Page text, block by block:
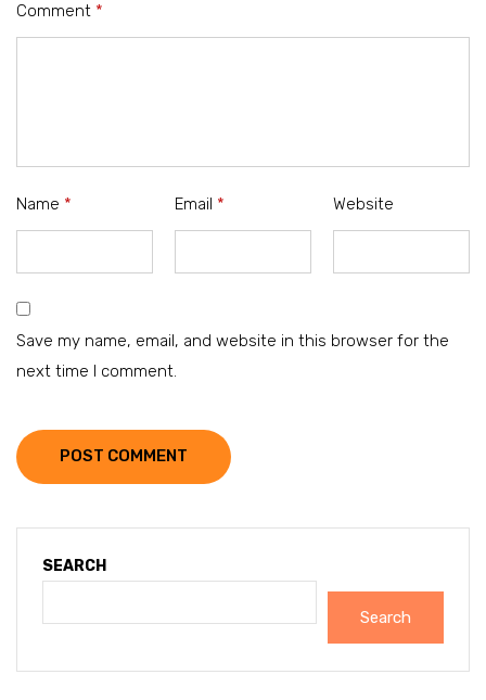
Comment *
Name * Email * Website
Save my name, email, and website in this browser for the
next time I comment.
POST COMMENT
SEARCH
Search